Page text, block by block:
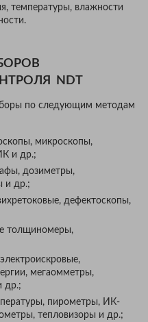
температуры, влажности
NDT
по следующим методам
микроскопы,
и др.;
дозиметры,
и др.;
дефектоскопы,
толщиномеры,
мегаомметры,
др.;
пирометры, ИК-
тепловизоры и др.;